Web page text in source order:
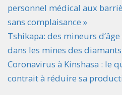
personnel médical aux
sans complaisance »
Tshikapa: des mineurs
dans les mines des diamants
Coronavirus à Kinshasa : le
contrait à réduire sa